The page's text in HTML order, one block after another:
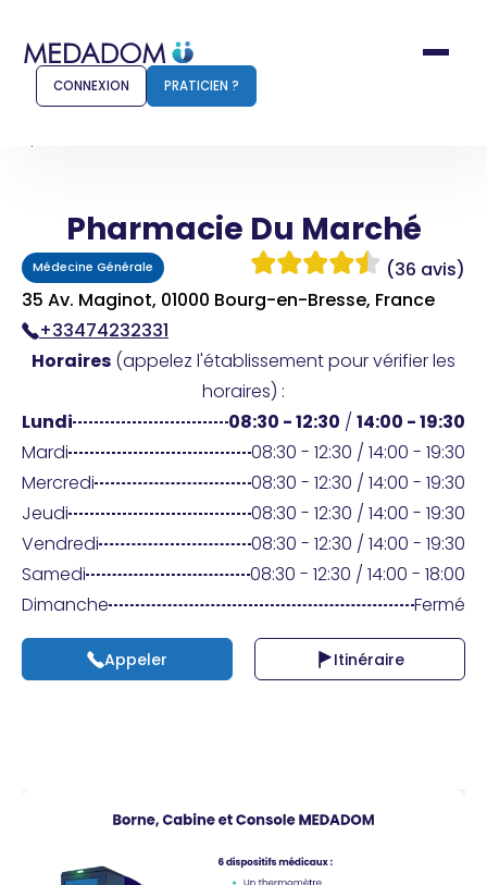
Comment ça marche ?
Pour les patients
Pharmacien
Connexion
Praticien ?
CONNEXION PRATICIEN ?
Pharmacie Du Marché
Médecine Générale
(36 avis)
35 Av. Maginot, 01000 Bourg-en-Bresse, France
+33474232331
Horaires (appelez l'établissement pour vérifier les
horaires) :
Lundi
08:30 - 12:30 / 14:00 - 19:30
Mardi
08:30 - 12:30 / 14:00 - 19:30
Mercredi
08:30 - 12:30 / 14:00 - 19:30
Jeudi
08:30 - 12:30 / 14:00 - 19:30
Vendredi
08:30 - 12:30 / 14:00 - 19:30
Samedi
08:30 - 12:30 / 14:00 - 18:00
Dimanche
Fermé
Appeler Itinéraire